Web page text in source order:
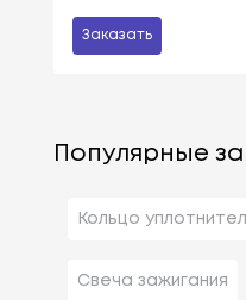
Заказать
Популярные
Кольцо
Свеча зажигания